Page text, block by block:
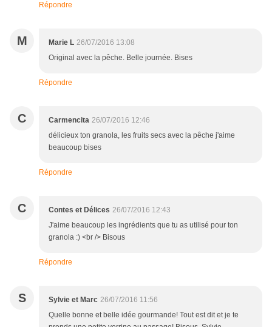
Répondre
M Marie L 26/07/2016 13:08
Original avec la pêche. Belle journée. Bises
Répondre
C Carmencita 26/07/2016 12:46
délicieux ton granola, les fruits secs avec la pêche j'aime
beaucoup bises
Répondre
C Contes et Délices 26/07/2016 12:43
J'aime beaucoup les ingrédients que tu as utilisé pour ton
granola :) <br /> Bisous
Répondre
S Sylvie et Marc 26/07/2016 11:56
Quelle bonne et belle idée gourmande! Tout est dit et je te